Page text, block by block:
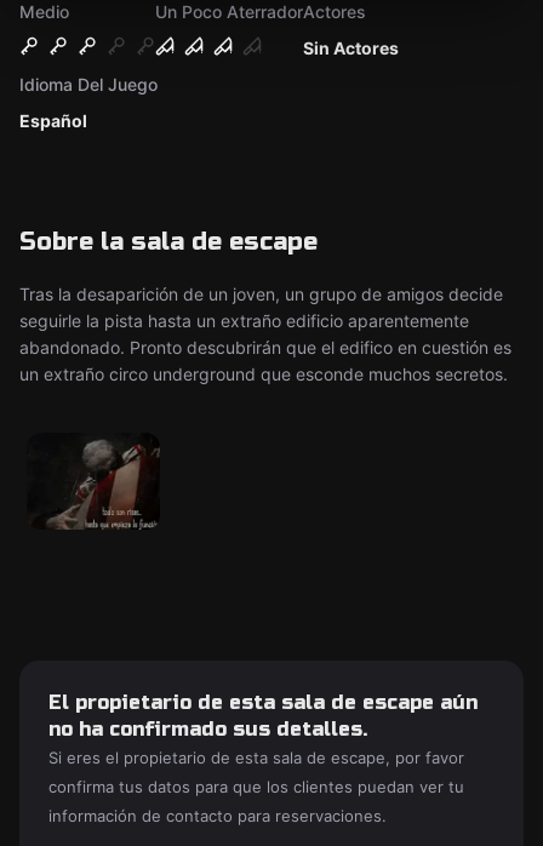
Medio
Un Poco Aterrador
Sin Actores
Actores
Español
Idioma Del Juego
Sobre la sala de escape
Tras la desaparición de un joven, un grupo de amigos decide
seguirle la pista hasta un extraño edificio aparentemente
abandonado. Pronto descubrirán que el edifico en cuestión es
un extraño circo underground que esconde muchos secretos.
El propietario de esta sala de escape aún
no ha confirmado sus detalles.
Si eres el propietario de esta sala de escape, por favor
confirma tus datos para que los clientes puedan ver tu
información de contacto para reservaciones.